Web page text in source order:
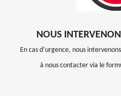
NOUS
En cas d’urgence, nous
à nous contacter via le